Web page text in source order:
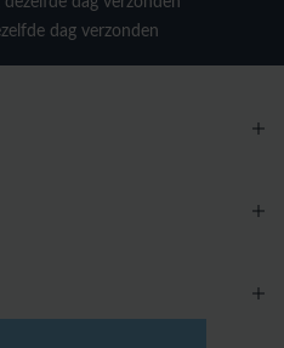
dag verzonden